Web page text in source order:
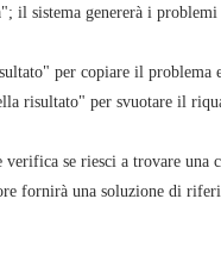
il sistema genererà i
per copiare il problema
risultato" per svuotare il
se riesci a trovare una
fornirà una soluzione di